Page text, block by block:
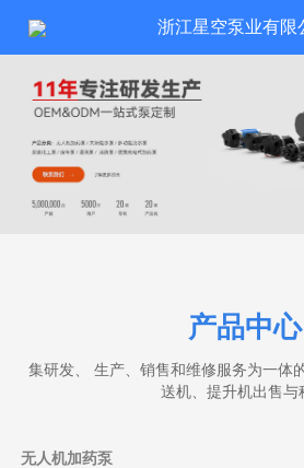
浙江星空泵业有限
产品中心
集研发、 生产、销售和维修服务为一体
送机、提升机出售与
无人机加药泵